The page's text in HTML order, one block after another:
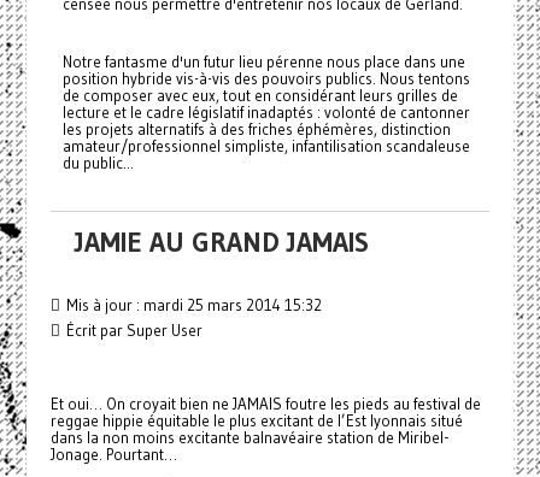
Notre fantasme d'un futur lieu pérenne nous place dans une
position hybride vis-à-vis des pouvoirs publics. Nous tentons
de composer avec eux, tout en considérant leurs grilles de
lecture et le cadre législatif inadaptés : volonté de cantonner
les projets alternatifs à des friches éphémères, distinction
amateur/professionnel simpliste, infantilisation scandaleuse
du public...
JAMIE AU GRAND JAMAIS
Mis à jour : mardi 25 mars 2014 15:32
Écrit par Super User
Et oui… On croyait bien ne JAMAIS foutre les pieds au festival de
reggae hippie équitable le plus excitant de l’Est lyonnais situé
dans la non moins excitante balnavéaire station de Miribel-
Jonage. Pourtant…